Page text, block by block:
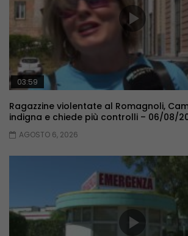
03:59
Ragazzine violentate al Romagnoli,
indigna e chiede più controlli – 06/08/
AGOSTO 6, 2026